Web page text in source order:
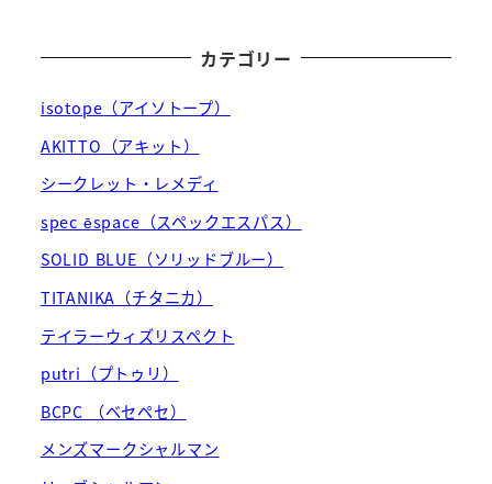
カテゴリー
isotope（アイソトープ）
AKITTO（アキット）
シークレット・レメディ
spec ēspace（スペックエスパス）
SOLID BLUE（ソリッドブルー）
TITANIKA（チタニカ）
テイラーウィズリスペクト
putri（プトゥリ）
BCPC （ベセペセ）
メンズマークシャルマン